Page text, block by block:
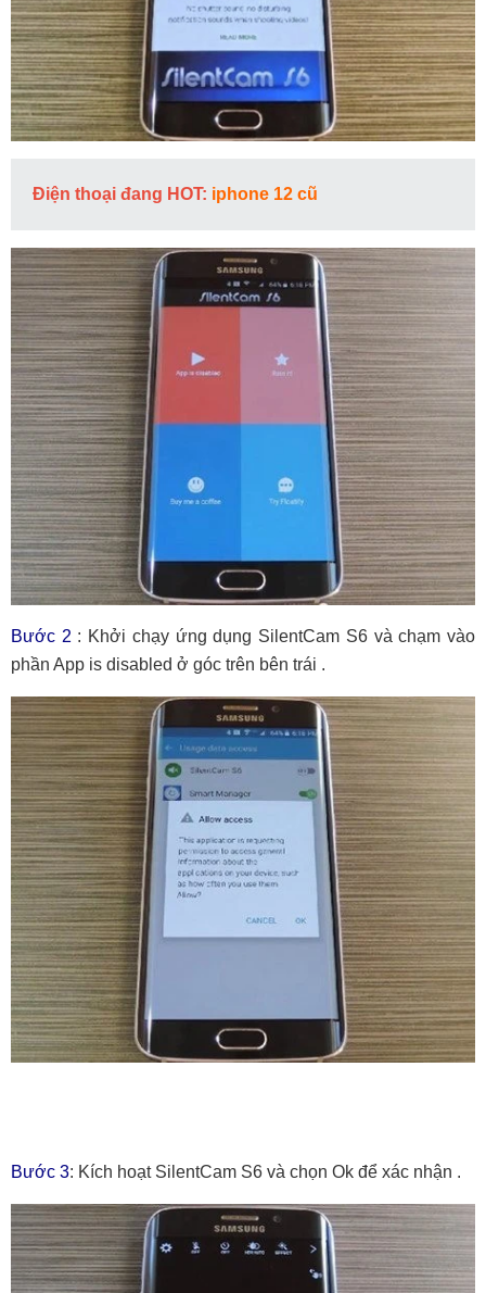
Điện thoại đang HOT: iphone 12 cũ
Bước 2 : Khởi chạy ứng dụng SilentCam S6 và chạm vào
phần App is disabled ở góc trên bên trái .
Bước 3: Kích hoạt SilentCam S6 và chọn Ok để xác nhận .